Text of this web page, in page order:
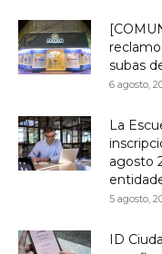
subas
6 agosto,
La
agosto
5 agosto,
ID